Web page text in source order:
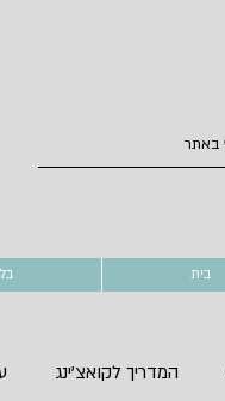
בית
המדריך לקואצ'ינג